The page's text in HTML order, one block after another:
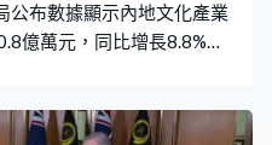
公布數據顯示內地文化產業
億萬元，同比增長8.8%，
萬億元，實現利潤總額1.9